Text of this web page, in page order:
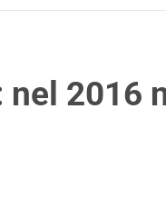
nel 2016